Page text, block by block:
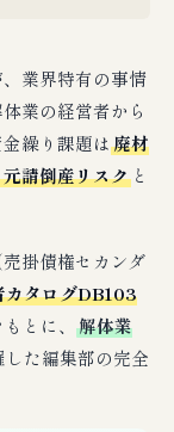
業界特有の事情
業の経営者から
繰り課題は廃材
請倒産リスク と
掛債権セカンダ
カタログDB103
とに、
解体業
した編集部の完全